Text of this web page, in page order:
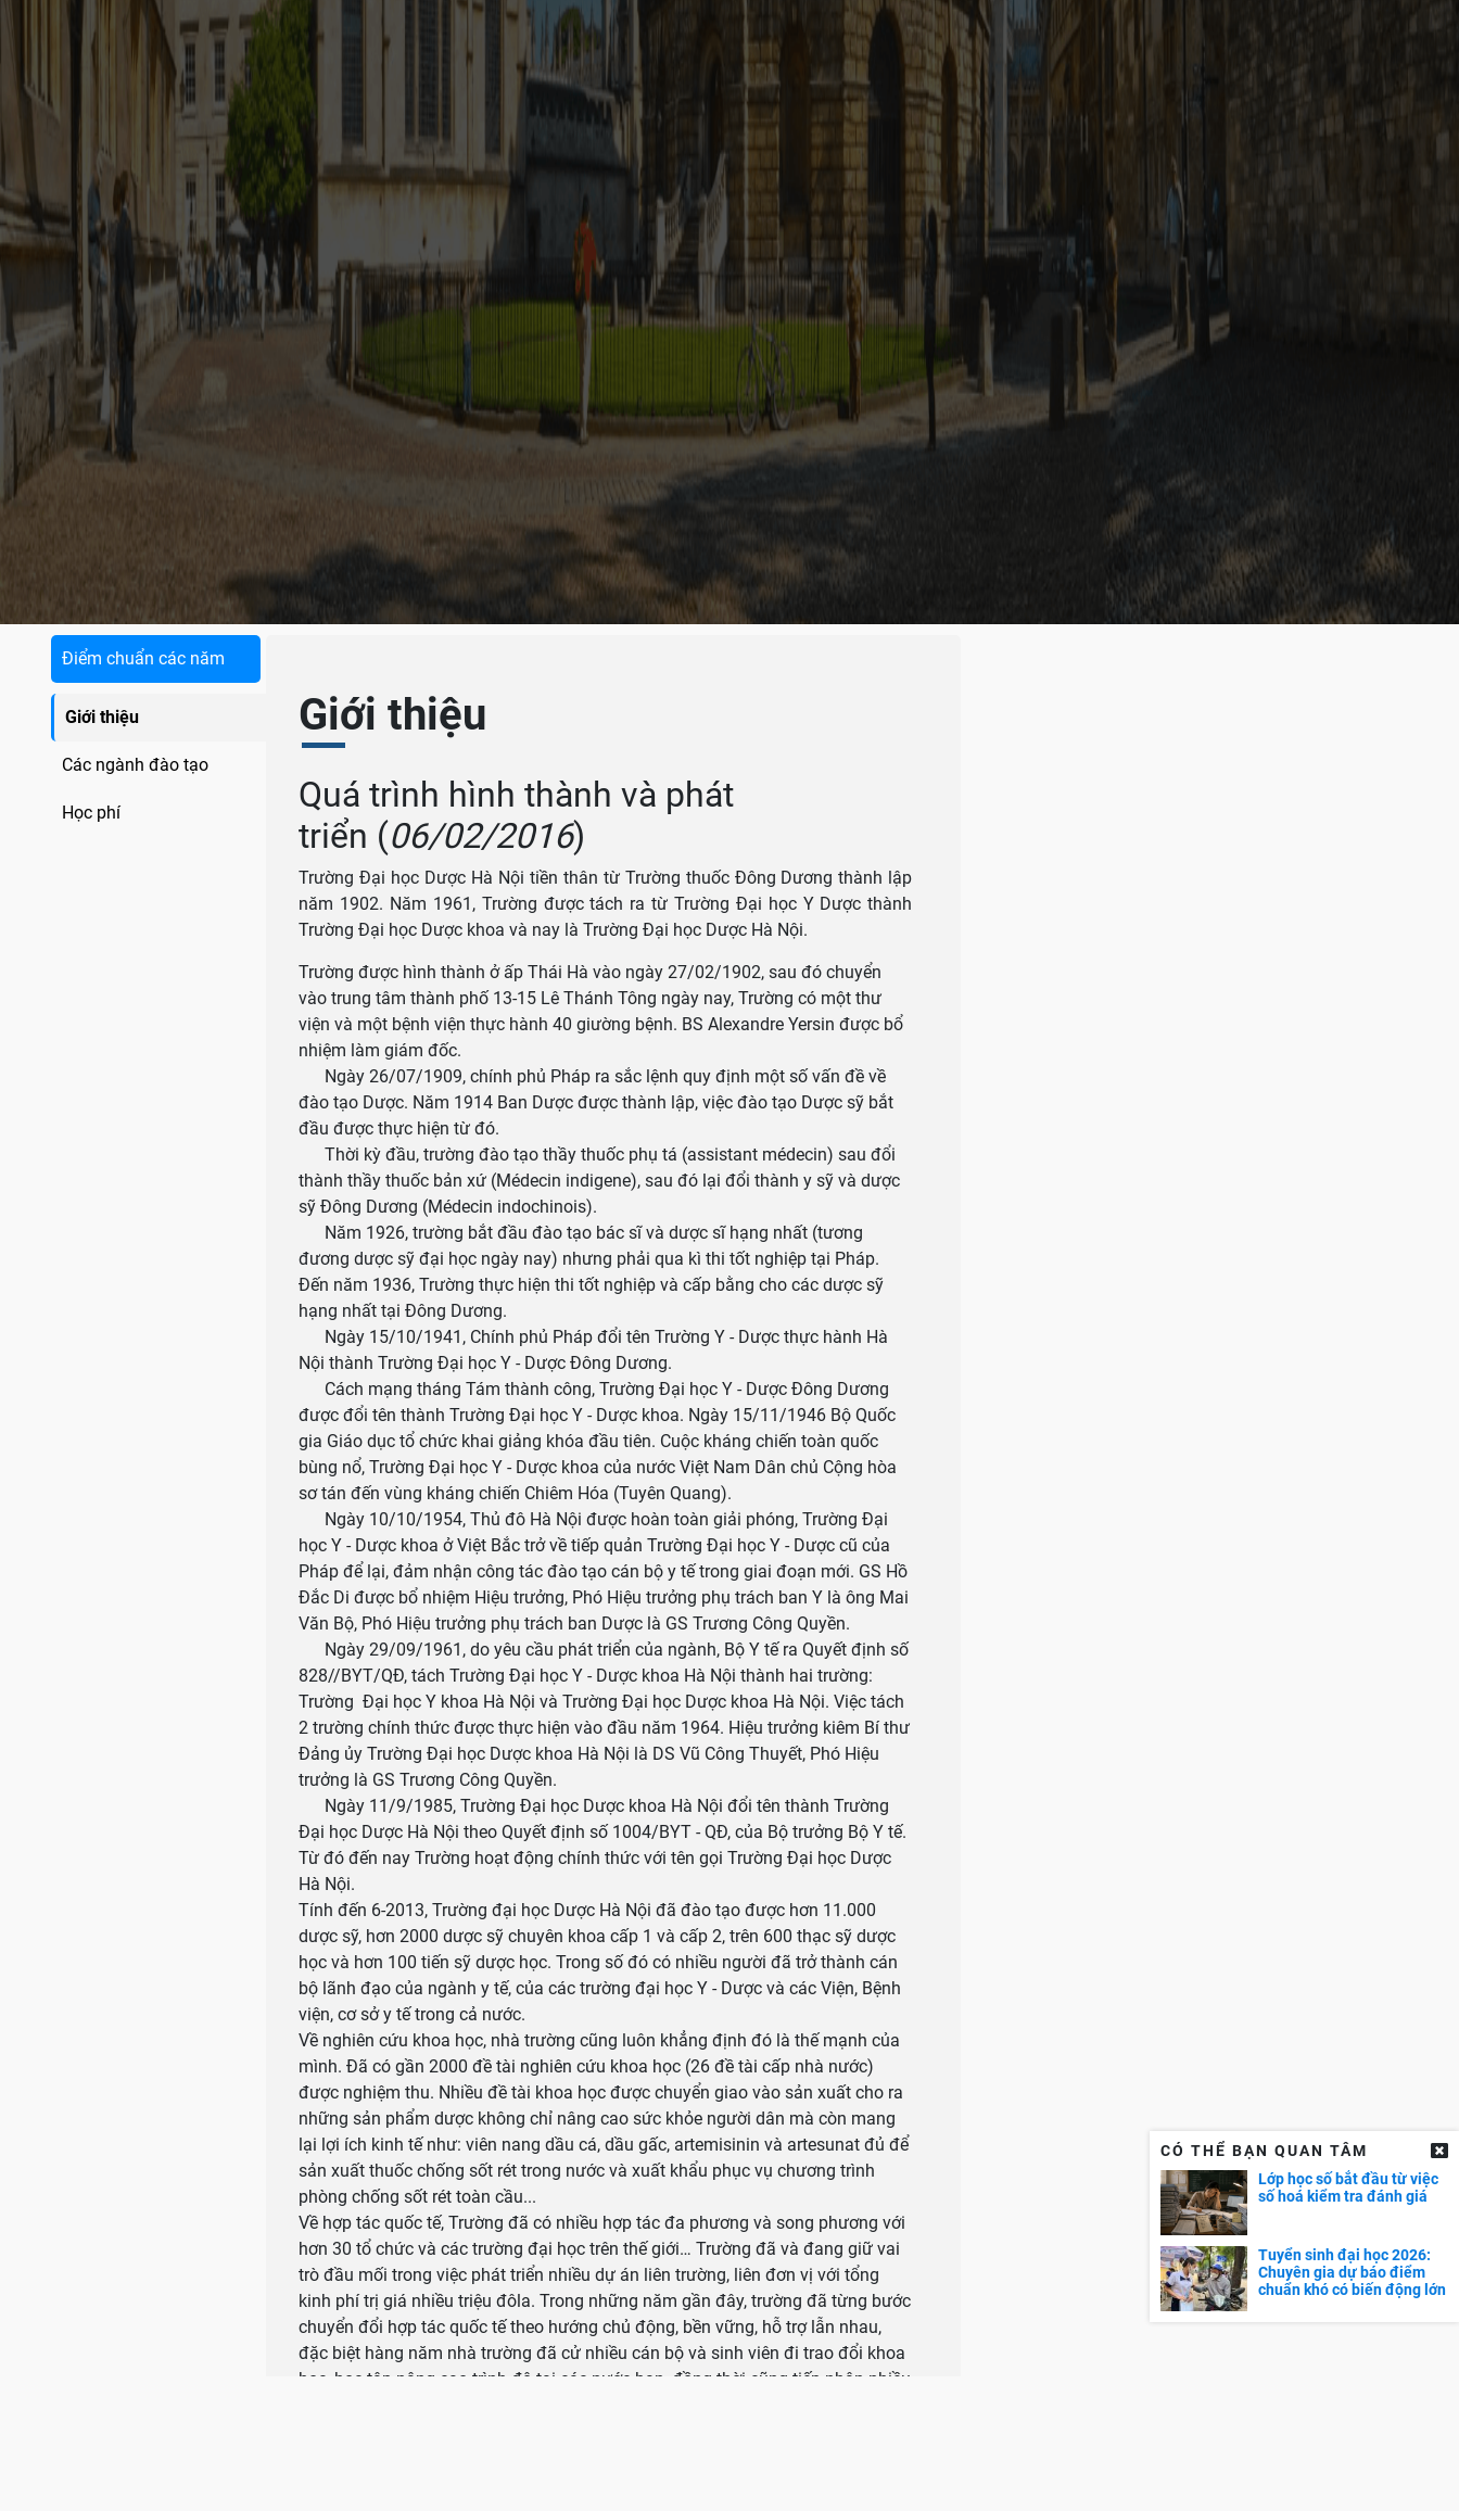
Điểm chuẩn các năm
Giới thiệu
Các ngành đào tạo
Học phí
Giới thiệu
Quá trình hình thành và phát
triển (06/02/2016)
Trường Đại học Dược Hà Nội tiền thân từ Trường thuốc Đông Dương thành lập
năm 1902. Năm 1961, Trường được tách ra từ Trường Đại học Y Dược thành
Trường Đại học Dược khoa và nay là Trường Đại học Dược Hà Nội.
Trường được hình thành ở ấp Thái Hà vào ngày 27/02/1902, sau đó chuyển
vào trung tâm thành phố 13-15 Lê Thánh Tông ngày nay, Trường có một thư
viện và một bệnh viện thực hành 40 giường bệnh. BS Alexandre Yersin được bổ
nhiệm làm giám đốc.
Ngày 26/07/1909, chính phủ Pháp ra sắc lệnh quy định một số vấn đề về
đào tạo Dược. Năm 1914 Ban Dược được thành lập, việc đào tạo Dược sỹ bắt
đầu được thực hiện từ đó.
Thời kỳ đầu, trường đào tạo thầy thuốc phụ tá (assistant médecin) sau đổi
thành thầy thuốc bản xứ (Médecin indigene), sau đó lại đổi thành y sỹ và dược
sỹ Đông Dương (Médecin indochinois).
Năm 1926, trường bắt đầu đào tạo bác sĩ và dược sĩ hạng nhất (tương
đương dược sỹ đại học ngày nay) nhưng phải qua kì thi tốt nghiệp tại Pháp.
Đến năm 1936, Trường thực hiện thi tốt nghiệp và cấp bằng cho các dược sỹ
hạng nhất tại Đông Dương.
Ngày 15/10/1941, Chính phủ Pháp đổi tên Trường Y - Dược thực hành Hà
Nội thành Trường Đại học Y - Dược Đông Dương.
Cách mạng tháng Tám thành công, Trường Đại học Y - Dược Đông Dương
được đổi tên thành Trường Đại học Y - Dược khoa. Ngày 15/11/1946 Bộ Quốc
gia Giáo dục tổ chức khai giảng khóa đầu tiên. Cuộc kháng chiến toàn quốc
bùng nổ, Trường Đại học Y - Dược khoa của nước Việt Nam Dân chủ Cộng hòa
sơ tán đến vùng kháng chiến Chiêm Hóa (Tuyên Quang).
Ngày 10/10/1954, Thủ đô Hà Nội được hoàn toàn giải phóng, Trường Đại
học Y - Dược khoa ở Việt Bắc trở về tiếp quản Trường Đại học Y - Dược cũ của
Pháp để lại, đảm nhận công tác đào tạo cán bộ y tế trong giai đoạn mới. GS Hồ
Đắc Di được bổ nhiệm Hiệu trưởng, Phó Hiệu trưởng phụ trách ban Y là ông Mai
Văn Bộ, Phó Hiệu trưởng phụ trách ban Dược là GS Trương Công Quyền.
Ngày 29/09/1961, do yêu cầu phát triển của ngành, Bộ Y tế ra Quyết định số
828//BYT/QĐ, tách Trường Đại học Y - Dược khoa Hà Nội thành hai trường:
Trường Đại học Y khoa Hà Nội và Trường Đại học Dược khoa Hà Nội. Việc tách
2 trường chính thức được thực hiện vào đầu năm 1964. Hiệu trưởng kiêm Bí thư
Đảng ủy Trường Đại học Dược khoa Hà Nội là DS Vũ Công Thuyết, Phó Hiệu
trưởng là GS Trương Công Quyền.
Ngày 11/9/1985, Trường Đại học Dược khoa Hà Nội đổi tên thành Trường
Đại học Dược Hà Nội theo Quyết định số 1004/BYT - QĐ, của Bộ trưởng Bộ Y tế.
Từ đó đến nay Trường hoạt động chính thức với tên gọi Trường Đại học Dược
Hà Nội.
Tính đến 6-2013, Trường đại học Dược Hà Nội đã đào tạo được hơn 11.000
dược sỹ, hơn 2000 dược sỹ chuyên khoa cấp 1 và cấp 2, trên 600 thạc sỹ dược
học và hơn 100 tiến sỹ dược học. Trong số đó có nhiều người đã trở thành cán
bộ lãnh đạo của ngành y tế, của các trường đại học Y - Dược và các Viện, Bệnh
viện, cơ sở y tế trong cả nước.
Về nghiên cứu khoa học, nhà trường cũng luôn khẳng định đó là thế mạnh của
mình. Đã có gần 2000 đề tài nghiên cứu khoa học (26 đề tài cấp nhà nước)
được nghiệm thu. Nhiều đề tài khoa học được chuyển giao vào sản xuất cho ra
những sản phẩm dược không chỉ nâng cao sức khỏe người dân mà còn mang
lại lợi ích kinh tế như: viên nang dầu cá, dầu gấc, artemisinin và artesunat đủ để
sản xuất thuốc chống sốt rét trong nước và xuất khẩu phục vụ chương trình
phòng chống sốt rét toàn cầu...
Về hợp tác quốc tế, Trường đã có nhiều hợp tác đa phương và song phương với
hơn 30 tổ chức và các trường đại học trên thế giới… Trường đã và đang giữ vai
trò đầu mối trong việc phát triển nhiều dự án liên trường, liên đơn vị với tổng
kinh phí trị giá nhiều triệu đôla. Trong những năm gần đây, trường đã từng bước
chuyển đổi hợp tác quốc tế theo hướng chủ động, bền vững, hỗ trợ lẫn nhau,
đặc biệt hàng năm nhà trường đã cử nhiều cán bộ và sinh viên đi trao đổi khoa
học, học tập nâng cao trình độ tại các nước bạn, đồng thời cũng tiếp nhận nhiều
CÓ THỂ BẠN QUAN TÂM
Lớp học số bắt đầu từ việc
số hoá kiểm tra đánh giá
Tuyển sinh đại học 2026:
Chuyên gia dự báo điểm
chuẩn khó có biến động lớn